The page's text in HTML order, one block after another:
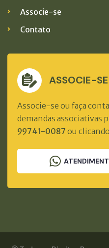
Associe-se
Contato
ASSOCIE-
Associe-se ou faça
demandas associativas
99741-0087 ou